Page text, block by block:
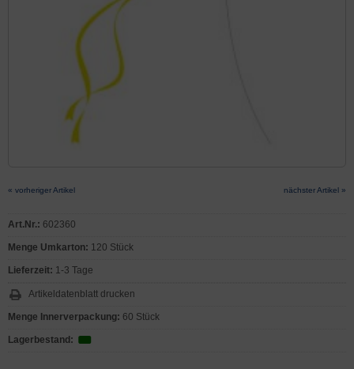
« vorheriger Artikel nächster Artikel »
Art.Nr.: 602360
Menge Umkarton: 120 Stück
Lieferzeit: 1-3 Tage
Artikeldatenblatt drucken
Menge Innerverpackung: 60 Stück
Lagerbestand: